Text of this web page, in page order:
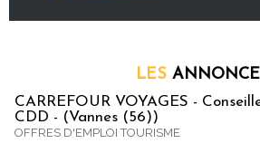
LES
CARREFOUR VOYAGES -
CDD - (Vannes (56))
OFFRES D'EMPLOI TOURISME